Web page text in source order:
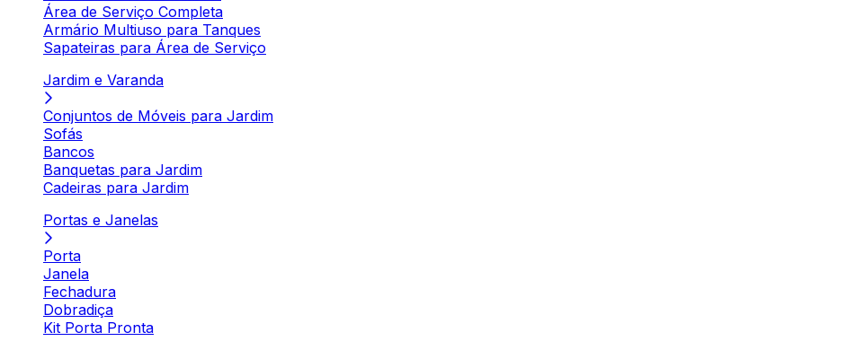
Área de Serviço Completa
Armário Multiuso para Tanques
Sapateiras para Área de Serviço
Jardim e Varanda
Conjuntos de Móveis para Jardim
Sofás
Bancos
Banquetas para Jardim
Cadeiras para Jardim
Portas e Janelas
Porta
Janela
Fechadura
Dobradiça
Kit Porta Pronta